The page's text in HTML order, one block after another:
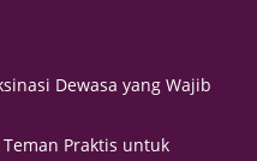
Dewasa yang Wajib
Teman Praktis untuk